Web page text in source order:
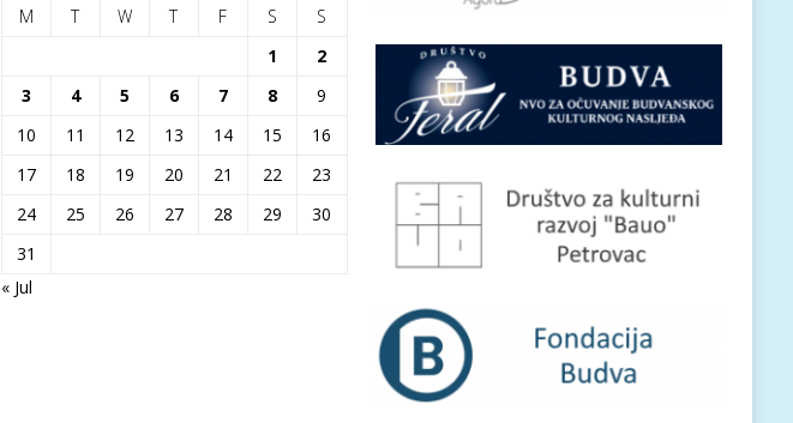
M
T W T F S
S
1
2
3
4 5 6 7 8
9
10
11 12 13 14 15
16
17
18 19 20 21 22
23
24
25 26 27 28 29
30
31
« Jul